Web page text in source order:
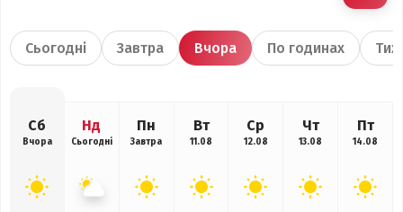
Сьогодні Завтра Вчора По годинах
Сб
Вчора
Нд
Сьогодні
Пн
Завтра
Вт
11.08
Ср
12.08
Чт
13.08
Пт
14.08